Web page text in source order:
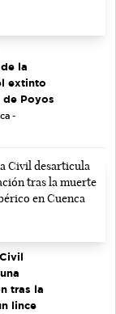
la
extinto
de Poyos
-
tras la
lince